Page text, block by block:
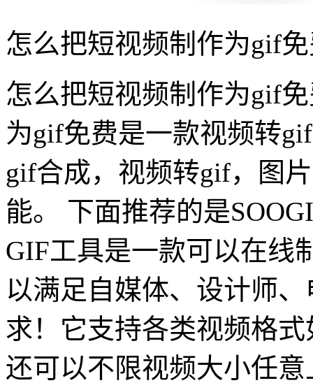
怎么把短视频制作为gif
怎么把短视频制作为gif
为gif免费是一款视频转
gif合成，视频转gif，图
能。 下面推荐的是
GIF工具是一款可以在线
以满足自媒体、设计师
求！它支持各类视频格
还可以不限视频大小任